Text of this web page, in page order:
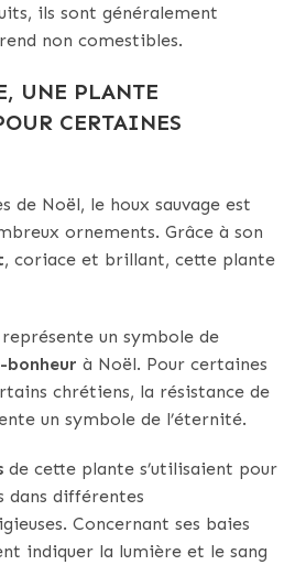
ils sont généralement
non comestibles.
UNE PLANTE
CERTAINES
de Noël, le houx sauvage est
ornements. Grâce à son
, coriace et brillant, cette plante
représente un symbole de
à Noël. Pour certaines
chrétiens, la résistance de
un symbole de l’éternité.
de cette plante s’utilisaient pour
dans différentes
Concernant ses baies
indiquer la lumière et le sang